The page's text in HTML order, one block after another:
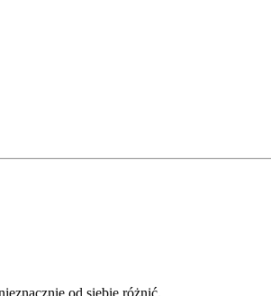
od siebie różnić.